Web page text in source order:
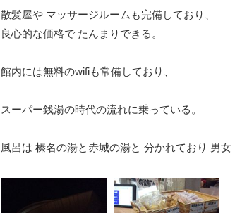
散髪屋や マッサージルームも完備しており、
良心的な価格で たんまりできる。
館内には無料のwifiも常備しており、
スーパー銭湯の時代の流れに乗っている。
風呂は 榛名の湯と赤城の湯と 分かれており 男女